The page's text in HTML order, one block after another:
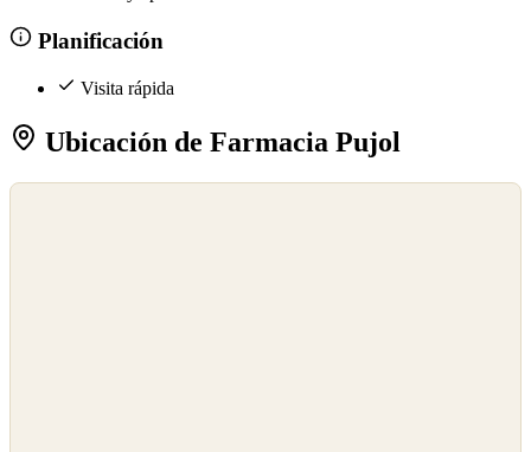
Planificación
Visita rápida
Ubicación de Farmacia Pujol